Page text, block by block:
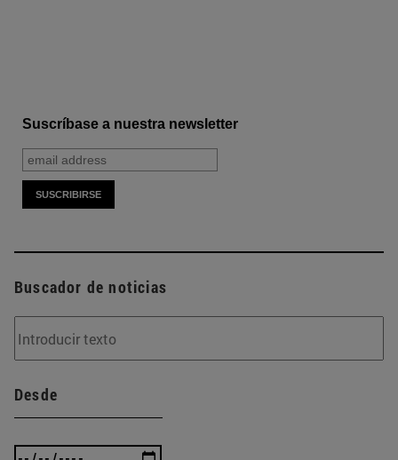
Suscríbase a nuestra newsletter
Buscador de noticias
Desde